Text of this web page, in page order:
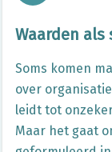
Waarden als
Soms komen
over
leidt tot
Maar het gaat